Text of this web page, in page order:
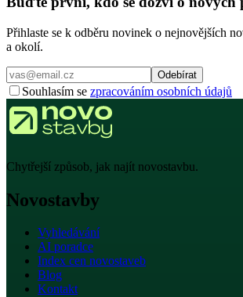
Přihlaste se k odběru novinek o nejnovějších
a okolí.
Odebírat
Souhlasím se zpracováním osobních údajů
Chytřejší způsob, jak najít novostavbu.
Novostavby
Vyhledávání
AI poradce
Index cen novostaveb
Blog
Kontakt